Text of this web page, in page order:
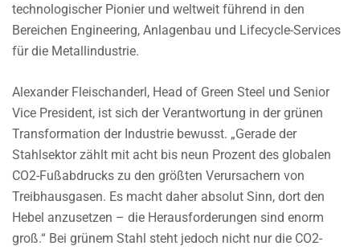
technologischer Pionier und weltweit führend in den
Bereichen Engineering, Anlagenbau und Lifecycle-Services
für die Metallindustrie.
Alexander Fleischanderl, Head of Green Steel und Senior
Vice President, ist sich der Verantwortung in der grünen
Transformation der Industrie bewusst. „Gerade der
Stahlsektor zählt mit acht bis neun Prozent des globalen
CO2-Fußabdrucks zu den größten Verursachern von
Treibhausgasen. Es macht daher absolut Sinn, dort den
Hebel anzusetzen – die Herausforderungen sind enorm
groß.“ Bei grünem Stahl steht jedoch nicht nur die CO2-